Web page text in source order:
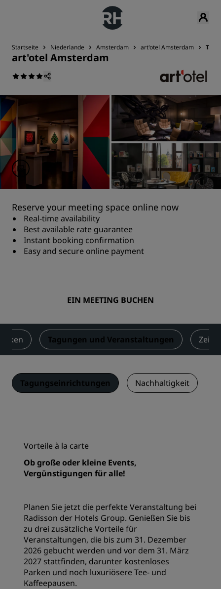
Startseite Niederlande Amsterdam art'otel Amsterdam
art'otel Amsterdam
Reserve your meeting space online now
Real-time availability
Best available rate guarantee
Instant booking confirmation
Easy and secure online payment
EIN MEETING BUCHEN
Tagungen und Veranstaltungen
Tagungseinrichtungen Nachhaltigkeit
Vorteile à la carte
Ob große oder kleine Events,
Vergünstigungen für alle!
Planen Sie jetzt die perfekte Veranstaltung bei
Radisson der Hotels Group. Genießen Sie bis
zu drei zusätzliche Vorteile für
Veranstaltungen, die bis zum 31. Dezember
2026 gebucht werden und vor dem 31. März
2027 stattfinden, darunter kostenloses
Parken und noch luxuriösere Tee- und
Kaffeepausen.